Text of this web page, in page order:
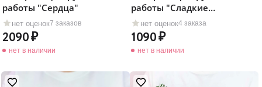
нет оценок7 заказов
работы "Сердца"
2090
нет в наличии
нет оценок4 заказа
работы "Сладкие
Фантазии"
1090
нет в наличии